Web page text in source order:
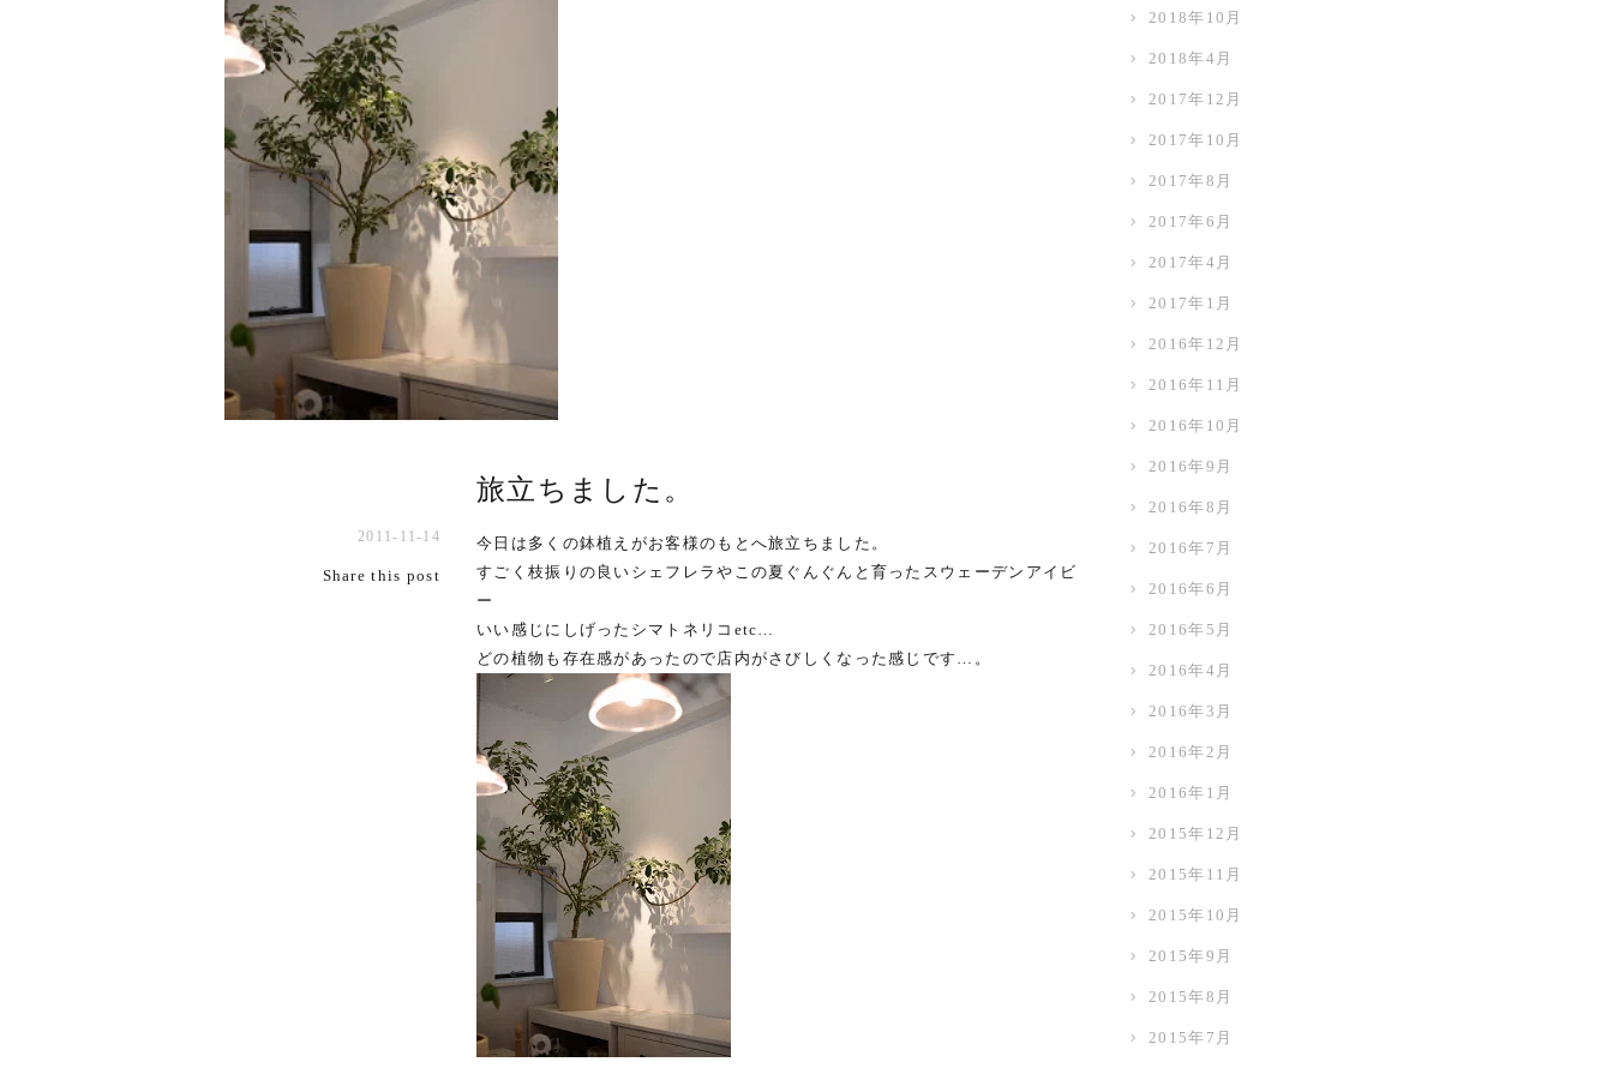
旅立ちました。
2011-11-14
Share this post
今日は多くの鉢植えがお客様のもとへ旅立ちました。
すごく枝振りの良いシェフレラやこの夏ぐんぐんと育ったスウェーデンアイビ
ー
いい感じにしげったシマトネリコetc…
どの植物も存在感があったので店内がさびしくなった感じです…。
2018年10月
2018年4月
2017年12月
2017年10月
2017年8月
2017年6月
2017年4月
2017年1月
2016年12月
2016年11月
2016年10月
2016年9月
2016年8月
2016年7月
2016年6月
2016年5月
2016年4月
2016年3月
2016年2月
2016年1月
2015年12月
2015年11月
2015年10月
2015年9月
2015年8月
2015年7月